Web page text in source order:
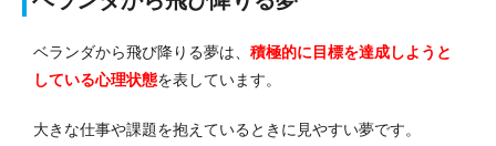
ベランダから飛び降りる夢は、 積極的に目標を達成しようと
している心理状態を表しています。
大きな仕事や課題を抱えているときに見やすい夢です。